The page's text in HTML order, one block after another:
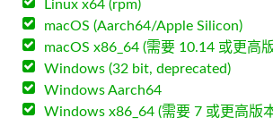
Linux x64 (rpm)
macOS (Aarch64/Apple Silicon)
macOS x86_64 (需要 10.14 或更高
Windows (32 bit, deprecated)
Windows Aarch64
Windows x86_64 (需要 7 或更高版